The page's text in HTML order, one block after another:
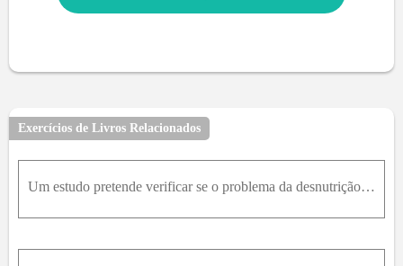
Exercícios de Livros Relacionados
Um estudo pretende verificar se o problema da desnutrição em adultos medida pelo peso, em quilos, em uma região agrícola (denotada por Região A), é maior do que em uma região industrial (Região B). Pa